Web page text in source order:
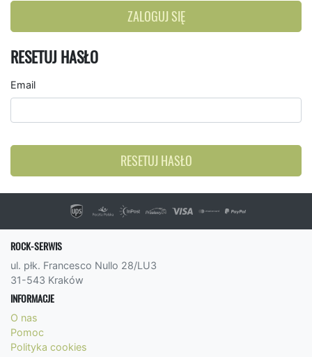
ZALOGUJ SIĘ
RESETUJ HASŁO
Email
RESETUJ HASŁO
ROCK-SERWIS
ul. płk. Francesco Nullo 28/LU3
31-543 Kraków
INFORMACJE
O nas
Pomoc
Polityka cookies